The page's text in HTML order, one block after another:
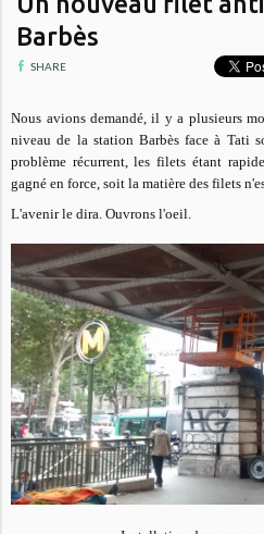
Barbès
SHARE
Nous avions demandé, il y a plusieurs
niveau de la station Barbès face à Tati
problème récurrent, les filets étant
gagné en force, soit la matière des filets
L'avenir le dira. Ouvrons l'oeil.